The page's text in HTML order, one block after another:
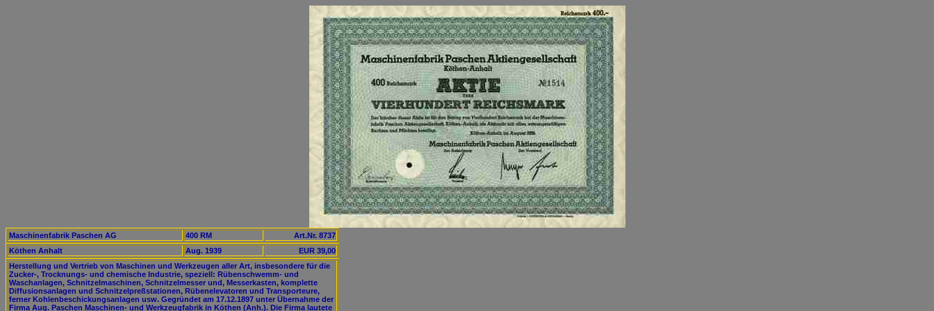
Maschinenfabrik Paschen AG 400 RM
Art.Nr. 8737
Köthen Anhalt
Aug. 1939
EUR 39,00
Herstellung und Vertrieb von Maschinen und Werkzeugen aller Art, insbesondere für die
Zucker-, Trocknungs- und chemische Industrie, speziell: Rübenschwemm- und
Waschanlagen, Schnitzelmaschinen, Schnitzelmesser und, Messerkasten, komplette
Diffusionsanlagen und Schnitzelpreßstationen, Rübenelevatoren und Transporteure,
ferner Kohlenbeschickungsanlagen usw. Gegründet am 17.12.1897 unter Übernahme der
Firma Aug. Paschen Maschinen- und Werkzeugfabrik in Köthen (Anh.). Die Firma lautete